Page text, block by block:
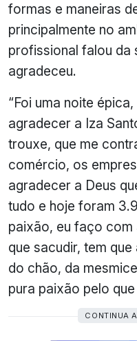
formas e maneiras
principalmente no
profissional falou da
agradeceu.
“Foi uma noite
agradecer a Iza
trouxe, que me
comércio, os
agradecer a Deus
tudo e hoje foram
paixão, eu faço
que sacudir, tem
do chão, da
pura paixão pelo
CONTINUA